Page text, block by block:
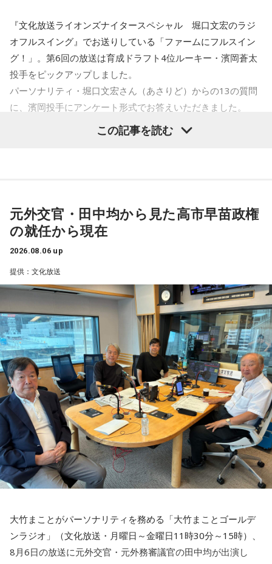
突き抜けたサウンドで構築された2ndアルバム『ウチュウノ
アバレンボー』をリリース。それに伴うホールツアーは前回
を大きく上回る動員を記録した。
そして2025年秋には巨匠ドン・マレーをエンジニアに迎えた
LAレコーディングによる3rdアルバム『“Organic” feat. LA
Strings』をリリース。続いておこなわれたツアーも大盛況の
うちに幕を閉じた。続く2026年は台北、ソウルで初の海外公
演を開催。大熱狂の観客はワールドワイドの人気を裏付ける
ューまでスラストンズ / Telepathy / Doona / '97,Kids / なき
ごと / Natsudaidai / 名無し之太郎 / Nape / ねぎ塩豚丼 /
No.MEN / PAIL OUT / パキルカ / ハク。 / バチカン市国に愛
されたい / PULPS / 板歯目 / ひおり / 日乃まそら / Viewtrade
/ First Love is Never Returned / フジタカコ / Black petrol /
Fluffy / BlueVeil / Baby Canta / BESPER / berry meet /
HONEBONE / MĀRAJAQK / まおた / maya twiggy / めっちゃ
10/12(月・祝) 出演
えんぷてい / o_all / All I Clacks / OSHIKIKEIGO / OddRe: / お
風呂と街灯 / カドマチ / 上川周平とじゃがいもフィルハーモ
ニー / かわにしなつき / きのぽっぽ / cupid tem / ぎゅる子 /
Guiano / Ku:ui / kurage / クレイジーウォウウォ!! / Groggy-
Froggy / #KTCHAN / KEPURA / 声にならないよ / Cosmic
Mauve / こたに / THE・ステレオギャング / 最強マンボウ修
羅ぼうや / サウルス / Sakurashimeji / THE CLOCKWISE / 笹
川真生 / さちかぜあきの / 砂月凜々香 / さとう。 / sanetii /
ざらばんし / THE ALTO / The_eek / JIJIM / シベリアンハス
キー / 寿理 / XinU / zoo zoo sea / STRAWDAY / すなお / スラ
ンプガール / sorato(band) / DURDN / 多次元制御機構よだか
/ Dannie May / タヌ-Tanu- / チセツナガラ / つきみ / でかく
てまるい。 / TENSONG / 友成空 / TRAёLL / トンボコープ /
7co / ナナヲアカリ / niina / Name the Night / 猫背のネイビ
BUBBLE / Hi-Fi Un!corn / pachae / 春風レコード / Pixie
Monster / HINONABE / 陽真 / ファジーデイズ / FINLANDS
/ Faulieu. / プッシュプルポット / 物品販売 / THE FRANK VOX
Club / パスピエ / harha / HALLEY / Hello Hello / Be my Girl
/ ピストン少女 / HIKKA / 秘めごと / ひゅ〜どろん / POOLS /
FUJIBASE / BLACK BERRY TIMES / a frankenlouie / ブラン
デー戦記 / フリージアン / Voice Connect / the Po / bokula. /
PompadollS / Massclub / まつむら かなう / 丸山純奈 / ミー
マイナー / MisiiN / 皆川溺集合体 / mibuki / muk / Maverick
ドロシー / 808 / yummy'g / 『ユイカ』 / 夕方と猫 / YU’S
10/11(日) 出演
Arche / Ayllton / 青いガーネット / Aonowa / AKAMONE /
Akyk / あすなろ白昼夢 / Absolute area / AND CALL. /
UEBO / Wash My Friday / ウルトラ寿司ふぁいやー / エイハ
ブ / えびちる / エルスウェア紀行 / ENBASE / オートコード /
oh!! 真珠s / osage / Ochunism / Offo tokyo / おとなりにぎん
が計画 / katawara / KamiCat / Khamai Leon / カライドスコ
ープ / 川後陽菜 & YONAKA Band / CAT ATE HOTDOGS / 極
東飯店 / Gill Snatch / QOOPIE / Good Grief / Cloudy / 海月に
さされたら / CRAZY BLUES / KeNN / 幻想痛 / Kono / 古墳シ
スターズ / komsume / コロブチカ / ザ・あどばん / THE
JAPANESE PRIDE / SATOH / SABOTEMPLE / さゆに！ /
Sundae May Club / gb / SherLock / 終活クラブ / Shom / 水
平線 / スーパー登山部 / SUKEROQUE / ステレオドロシー /
The Slumbers / Sezko / TiDE / 大東まみ / 台所きっちん /
ごと / Natsudaidai / 名無し之太郎 / Nape / ねぎ塩豚丼 /
No.MEN / PAIL OUT / パキルカ / ハク。 / バチカン市国に愛
されたい / PULPS / 板歯目 / ひおり / 日乃まそら / Viewtrade
解説は、日本経済新聞客員編集委員の鈴木亮、進行はフリー
アナウンサーの栗林さみ。
『文化放送ライオンズナイタースペシャル 堀口文宏のラジ
オフルスイング』でお送りしている「ファームにフルスイン
グ！」。第6回の放送は育成ドラフト4位ルーキー・濱岡蒼太
投手をピックアップしました。
パーソナリティ・堀口文宏さん（あさりど）からの13の質問
に、濱岡投手にアンケート形式でお答えいただきました。
1．身長、体重、足のサイズ
重だったので「太」を組み合わせました
3．プロに入ってからの初任給は何に使いましたか？
野球のベルト
4．コンビニで必ず買うものは？
サラダチキン
5．座右の銘
努力
6．何歳から野球を始めましたか？ そのころの憧れのプロ野
球選手は？
10歳から始めて、大谷翔平選手に憧れていました
7．一軍出場した時の登場曲は決まっていますか？
｢らしさ｣ Official髭男dism
ステーキ
9．今一番欲しいものは？
この記事を読む
元外交官・田中均から見た高市早苗政権
の就任から現在
2026.08.06 up
提供：文化放送
大竹まことがパーソナリティを務める「大竹まことゴールデ
ンラジオ」（文化放送・月曜日～金曜日11時30分～15時）、
8月6日の放送に元外交官・元外務審議官の田中均が出演し